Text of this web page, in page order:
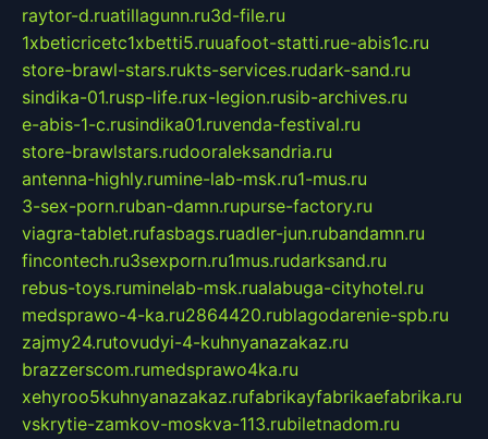
raytor-d.ruatillagunn.ru3d-file.ru
1xbeticricetc1xbetti5.ruuafoot-statti.rue-abis1c.ru
store-brawl-stars.rukts-services.rudark-sand.ru
sindika-01.rusp-life.rux-legion.rusib-archives.ru
e-abis-1-c.rusindika01.ruvenda-festival.ru
store-brawlstars.rudooraleksandria.ru
antenna-highly.rumine-lab-msk.ru1-mus.ru
3-sex-porn.ruban-damn.rupurse-factory.ru
viagra-tablet.rufasbags.ruadler-jun.rubandamn.ru
fincontech.ru3sexporn.ru1mus.rudarksand.ru
rebus-toys.ruminelab-msk.rualabuga-cityhotel.ru
medsprawo-4-ka.ru2864420.rublagodarenie-spb.ru
zajmy24.rutovudyi-4-kuhnyanazakaz.ru
brazzerscom.rumedsprawo4ka.ru
xehyroo5kuhnyanazakaz.rufabrikayfabrikaefabrika.ru
vskrytie-zamkov-moskva-113.rubiletnadom.ru